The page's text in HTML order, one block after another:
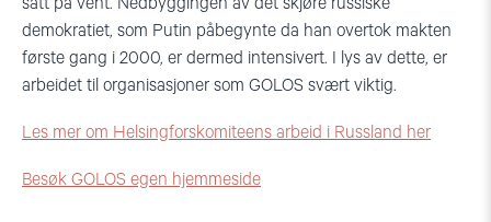
demokratiet, som Putin påbegynte da han overtok makten
første gang i 2000, er dermed intensivert. I lys av dette, er
arbeidet til organisasjoner som GOLOS svært viktig.
Les mer om Helsingforskomiteens arbeid i Russland her
Besøk GOLOS egen hjemmeside